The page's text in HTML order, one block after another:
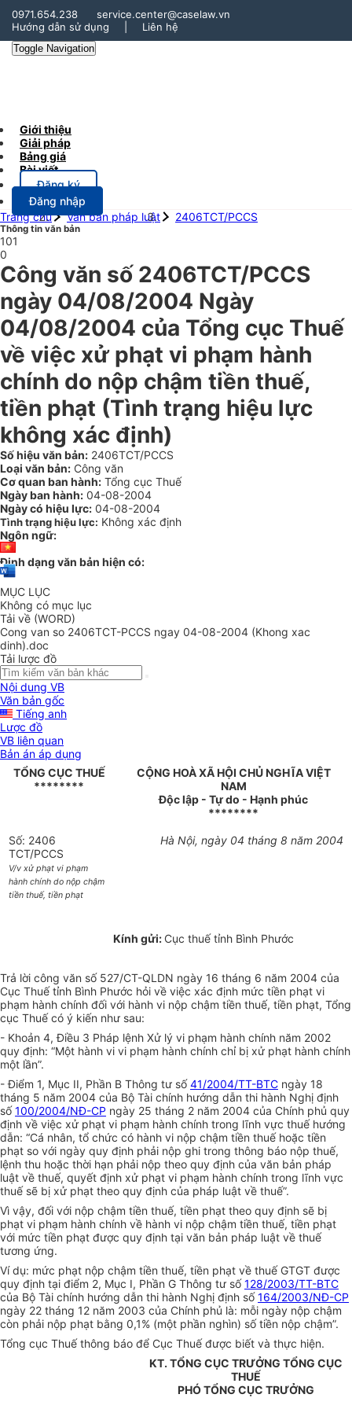
0971.654.238
service.center@caselaw.vn
Hướng dẫn sử dụng
Liên hệ
Toggle Navigation
Giới thiệu
Giải pháp
Bảng giá
Bài viết
Đăng ký
Đăng nhập
Trang chủ
Văn bản pháp luật 2406TCT/PCCS
Thông tin văn bản
101
0
Công văn số 2406TCT/PCCS
ngày 04/08/2004 Ngày
04/08/2004 của Tổng cục Thuế
về việc xử phạt vi phạm hành
chính do nộp chậm tiền thuế,
tiền phạt (Tình trạng hiệu lực
không xác định)
Số hiệu văn bản: 2406TCT/PCCS
Loại văn bản: Công văn
Cơ quan ban hành: Tổng cục Thuế
Ngày ban hành: 04-08-2004
Ngày có hiệu lực: 04-08-2004
Tình trạng hiệu lực: Không xác định
Ngôn ngữ:
Định dạng văn bản hiện có:
MỤC LỤC
Không có mục lục
Tải về (WORD)
Cong van so 2406TCT-PCCS ngay 04-08-2004 (Khong xac
dinh).doc
Tải lược đồ
Nội dung VB
Văn bản gốc
Tiếng anh
Lược đồ
VB liên quan
Bản án áp dụng
TỔNG CỤC THUẾ
********
CỘNG HOÀ XÃ HỘI CHỦ NGHĨA VIỆT
NAM
Độc lập - Tự do - Hạnh phúc
********
Số: 2406
TCT/PCCS
V/v xử phạt vi phạm
hành chính do nộp chậm
tiền thuế, tiền phạt
Hà Nội, ngày 04 tháng 8 năm 2004
Kính gửi: Cục thuế tỉnh Bình Phước
Trả lời công văn số 527/CT-QLDN ngày 16 tháng 6 năm 2004 của
Cục Thuế tỉnh Bình Phước hỏi về việc xác định mức tiền phạt vi
phạm hành chính đối với hành vi nộp chậm tiền thuế, tiền phạt, Tổng
cục Thuế có ý kiến như sau:
- Khoản 4, Điều 3 Pháp lệnh Xử lý vi phạm hành chính năm 2002
quy định: “Một hành vi vi phạm hành chính chỉ bị xử phạt hành chính
một lần”.
- Điểm 1, Mục II, Phần B Thông tư số41/2004/TT-BTC ngày 18
tháng 5 năm 2004 của Bộ Tài chính hướng dẫn thi hành Nghị định
số100/2004/NĐ-CP ngày 25 tháng 2 năm 2004 của Chính phủ quy
định về việc xử phạt vi phạm hành chính trong lĩnh vực thuế hướng
dẫn: “Cá nhân, tổ chức có hành vi nộp chậm tiền thuế hoặc tiền
phạt so với ngày quy định phải nộp ghi trong thông báo nộp thuế,
lệnh thu hoặc thời hạn phải nộp theo quy định của văn bản pháp
luật về thuế, quyết định xử phạt vi phạm hành chính trong lĩnh vực
thuế sẽ bị xử phạt theo quy định của pháp luật về thuế”.
Vì vậy, đối với nộp chậm tiền thuế, tiền phạt theo quy định sẽ bị
phạt vi phạm hành chính về hành vi nộp chậm tiền thuế, tiền phạt
với mức tiền phạt được quy định tại văn bản pháp luật về thuế
tương ứng.
Ví dụ: mức phạt nộp chậm tiền thuế, tiền phạt về thuế GTGT được
quy định tại điểm 2, Mục I, Phần G Thông tư số128/2003/TT-BTC
của Bộ Tài chính hướng dẫn thi hành Nghị định số164/2003/NĐ-CP
ngày 22 tháng 12 năm 2003 của Chính phủ là: mỗi ngày nộp chậm
còn phải nộp phạt bằng 0,1% (một phần nghìn) số tiền nộp chậm”.
Tổng cục Thuế thông báo để Cục Thuế được biết và thực hiện.
KT. TỔNG CỤC TRƯỞNG TỔNG CỤC
THUẾ
PHÓ TỔNG CỤC TRƯỞNG